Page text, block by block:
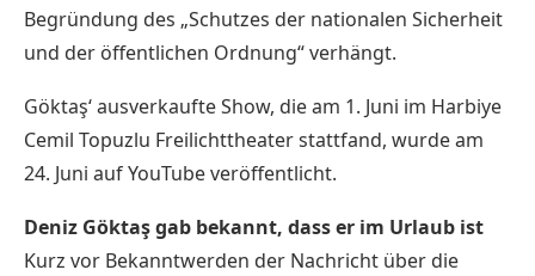
Begründung des „Schutzes der nationalen Sicherheit
und der öffentlichen Ordnung“ verhängt.
Göktaş‘ ausverkaufte Show, die am 1. Juni im Harbiye
Cemil Topuzlu Freilichttheater stattfand, wurde am
24. Juni auf YouTube veröffentlicht.
Deniz Göktaş gab bekannt, dass er im Urlaub ist
Kurz vor Bekanntwerden der Nachricht über die